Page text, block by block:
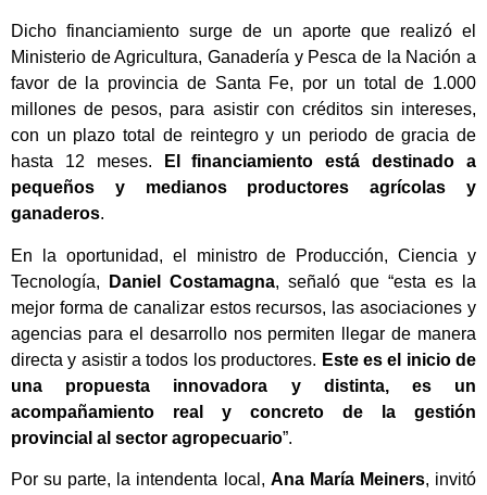
Dicho financiamiento surge de un aporte que realizó el
Ministerio de Agricultura, Ganadería y Pesca de la Nación a
favor de la provincia de Santa Fe, por un total de 1.000
millones de pesos, para asistir con créditos sin intereses,
con un plazo total de reintegro y un periodo de gracia de
hasta 12 meses.
El financiamiento está destinado a
pequeños y medianos productores agrícolas y
ganaderos.
En la oportunidad, el ministro de Producción, Ciencia y
Tecnología, Daniel Costamagna, señaló que “esta es la
mejor forma de canalizar estos recursos, las asociaciones y
agencias para el desarrollo nos permiten llegar de manera
directa y asistir a todos los productores. Este es el inicio de
una propuesta innovadora y distinta, es un
acompañamiento real y concreto de la gestión
provincial al sector agropecuario”.
Por su parte, la intendenta local, Ana María Meiners, invitó